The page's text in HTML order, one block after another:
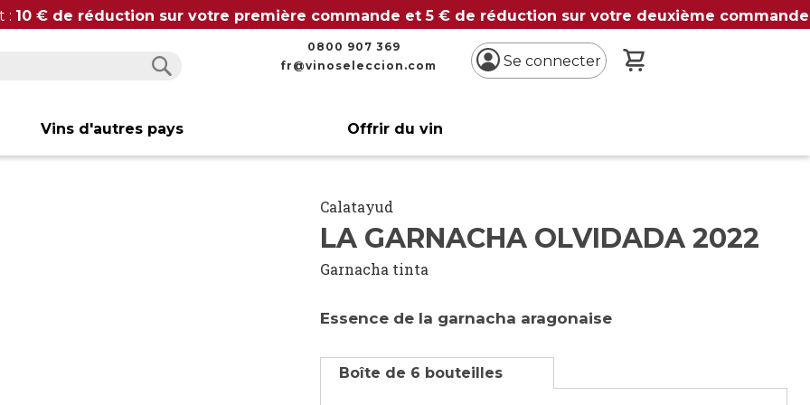
: 10 € de réduction sur votre première commande et 5 € de réduction sur votre deuxième commande
0800 907 369
fr@vinoseleccion.com
Se connecter
Vins d'autres pays Offrir du vin
Calatayud
LA GARNACHA OLVIDADA 2022
Garnacha tinta
Essence de la garnacha aragonaise
Boîte de 6 bouteilles